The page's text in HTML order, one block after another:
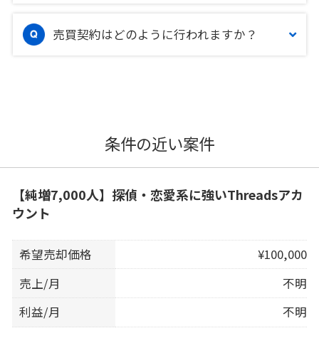
売買契約はどのように行われますか？
条件の近い案件
【純増7,000人】探偵・恋愛系に強いThreadsアカ
ウント
希望売却価格
¥100,000
売上/月
不明
利益/月
不明